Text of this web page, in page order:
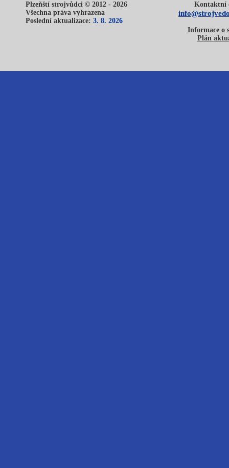
Plzeňští strojvůdci © 2012 - 2026
Všechna práva vyhrazena
Poslední aktualizace: 3. 8. 2026
Kontaktní
Informace o
Plán